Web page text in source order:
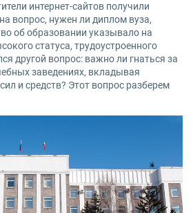
интернет-сайтов получили
вопрос, нужен ли диплом вуза,
об образовании указывало на
статуса, трудоустроенного
другой вопрос: важно ли гнаться за
заведениях, вкладывая
и средств? Этот вопрос разберем